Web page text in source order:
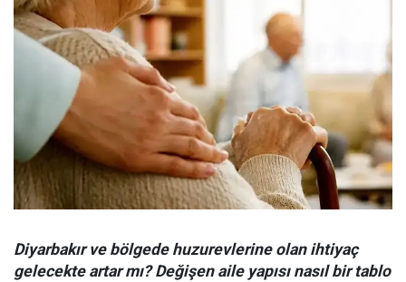
Diyarbakır ve bölgede huzurevlerine olan ihtiyaç
gelecekte artar mı? Değişen aile yapısı nasıl bir tablo